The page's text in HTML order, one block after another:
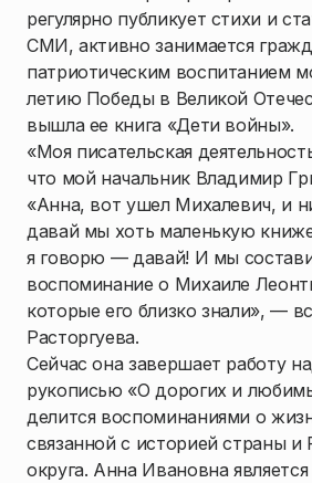
регулярно публикует стихи и
СМИ, активно занимается
патриотическим воспитанием
летию Победы в Великой
вышла ее книга «Дети войны».
«Моя писательская
что мой начальник Владимир
«Анна, вот ушел Михалевич, и
давай мы хоть маленькую
я говорю — давай! И мы
воспоминание о Михаиле
которые его близко знали», —
Расторгуева.
Сейчас она завершает работу
рукописью «О дорогих и
делится воспоминаниями о
связанной с историей страны и
округа. Анна Ивановна